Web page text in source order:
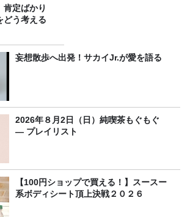
肯定ばかり
どう考える
妄想散歩へ出発！サカイJr.が愛を語る
2026年８月2日（日）純喫茶もぐもぐ
― プレイリスト
【100円ショップで買える！】スースー
系ボディシート頂上決戦２０２６